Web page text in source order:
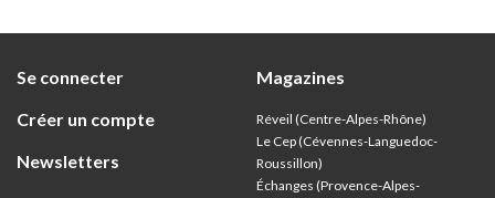
Se connecter
Créer un compte
Newsletters
Magazines
Réveil (Centre-Alpes-Rhône)
Le Cep (Cévennes-Languedoc-
Roussillon)
Échanges (Provence-Alpes-